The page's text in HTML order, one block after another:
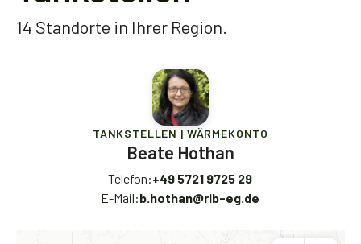
14 Standorte in Ihrer Region.
TANKSTELLEN | WÄRMEKONTO
Beate Hothan
Telefon:+49 5721 9725 29
E-Mail:b.hothan@rlb-eg.de